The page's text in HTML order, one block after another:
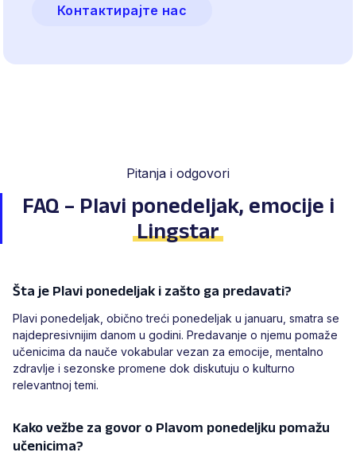
Контактирајте нас
Pitanja i odgovori
FAQ – Plavi ponedeljak, emocije i
Lingstar
Šta je Plavi ponedeljak i zašto ga predavati?
Plavi ponedeljak, obično treći ponedeljak u januaru, smatra se
najdepresivnijim danom u godini. Predavanje o njemu pomaže
učenicima da nauče vokabular vezan za emocije, mentalno
zdravlje i sezonske promene dok diskutuju o kulturno
relevantnoj temi.
Kako vežbe za govor o Plavom ponedeljku pomažu
učenicima?